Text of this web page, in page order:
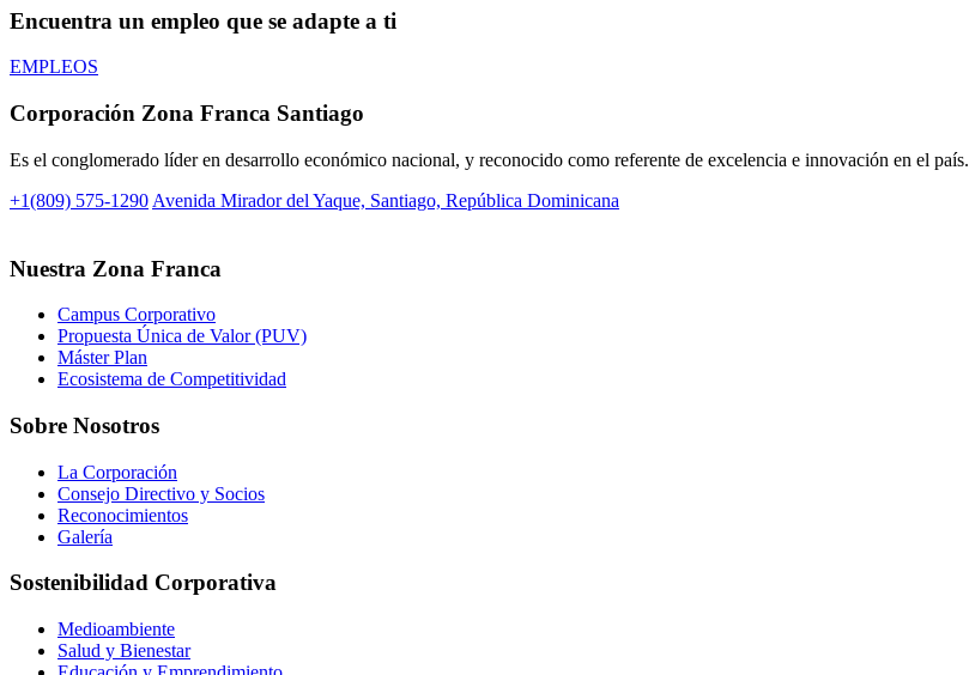
Encuentra un empleo que se adapte a ti
EMPLEOS
Corporación Zona Franca Santiago
Es el conglomerado líder en desarrollo económico nacional, y reconocido como referente de excelencia e innovación en el país.
+1(809) 575-1290 Avenida Mirador del Yaque, Santiago, República Dominicana
Nuestra Zona Franca
Campus Corporativo
Propuesta Única de Valor (PUV)
Máster Plan
Ecosistema de Competitividad
Sobre Nosotros
La Corporación
Consejo Directivo y Socios
Reconocimientos
Galería
Sostenibilidad Corporativa
Medioambiente
Salud y Bienestar